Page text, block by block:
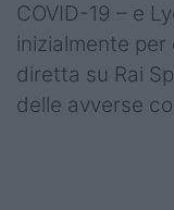
COVID-19 – e
inizialmente
diretta su Rai
delle avverse